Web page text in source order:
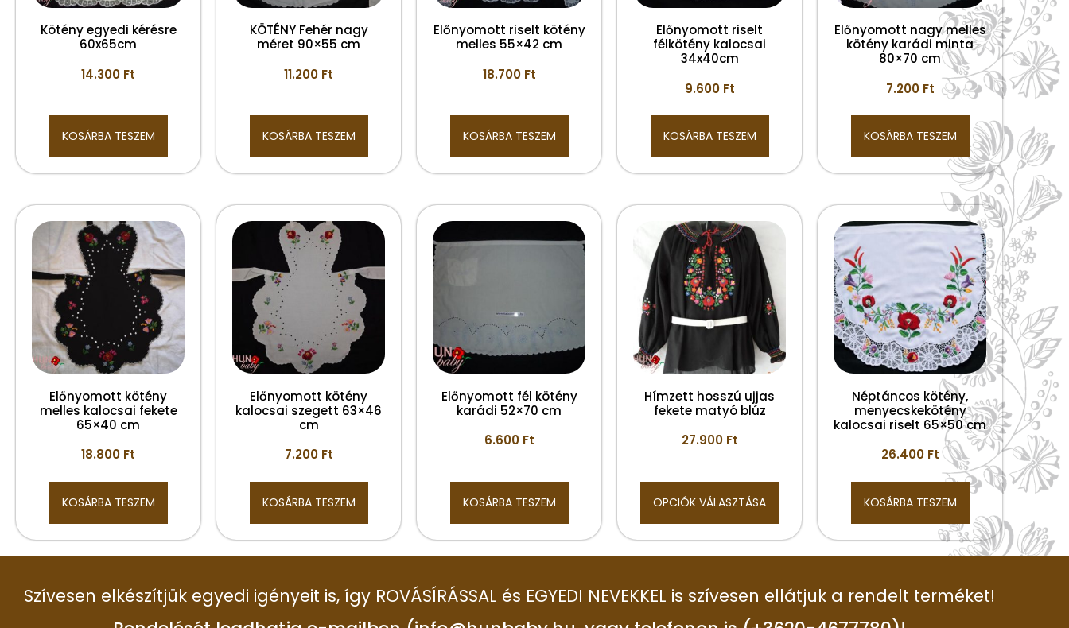
Kötény egyedi kérésre
60x65cm
14.300 Ft
KOSÁRBA TESZEM
KÖTÉNY Fehér nagy
méret 90×55 cm
11.200 Ft
KOSÁRBA TESZEM
Előnyomott riselt kötény
melles 55×42 cm
18.700 Ft
KOSÁRBA TESZEM
Előnyomott riselt
félkötény kalocsai
34x40cm
9.600 Ft
KOSÁRBA TESZEM
Előnyomott nagy melles
kötény karádi minta
80×70 cm
7.200 Ft
KOSÁRBA TESZEM
Előnyomott kötény
melles kalocsai fekete
65×40 cm
18.800 Ft
KOSÁRBA TESZEM
Előnyomott kötény
kalocsai szegett 63×46
cm
7.200 Ft
KOSÁRBA TESZEM
Előnyomott fél kötény
karádi 52×70 cm
6.600 Ft
KOSÁRBA TESZEM
Hímzett hosszú ujjas
fekete matyó blúz
27.900 Ft
OPCIÓK VÁLASZTÁSA
Néptáncos kötény,
menyecskekötény
kalocsai riselt 65×50 cm
26.400 Ft
KOSÁRBA TESZEM
Szívesen elkészítjük egyedi igényeit is, így ROVÁSÍRÁSSAL és EGYEDI NEVEKKEL is szívesen ellátjuk a rendelt terméket!